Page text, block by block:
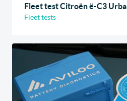
Fleet test Citroën ë-C3
Fleet tests